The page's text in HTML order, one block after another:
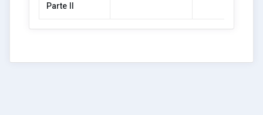
Parte II